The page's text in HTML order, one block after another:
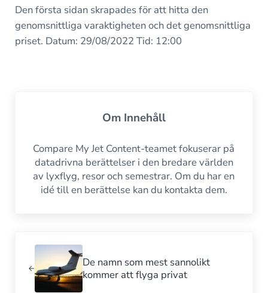
Den första sidan skrapades för att hitta den
genomsnittliga varaktigheten och det genomsnittliga
priset. Datum: 29/08/2022 Tid: 12:00
Om Innehåll
Compare My Jet Content-teamet fokuserar på
datadrivna berättelser i den bredare världen
av lyxflyg, resor och semestrar. Om du har en
idé till en berättelse kan du kontakta dem.
De namn som mest sannolikt
kommer att flyga privat